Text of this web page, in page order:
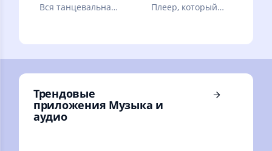
Вся танцевальная
Плеер, который
Трендовые
приложения Музыка и
аудио